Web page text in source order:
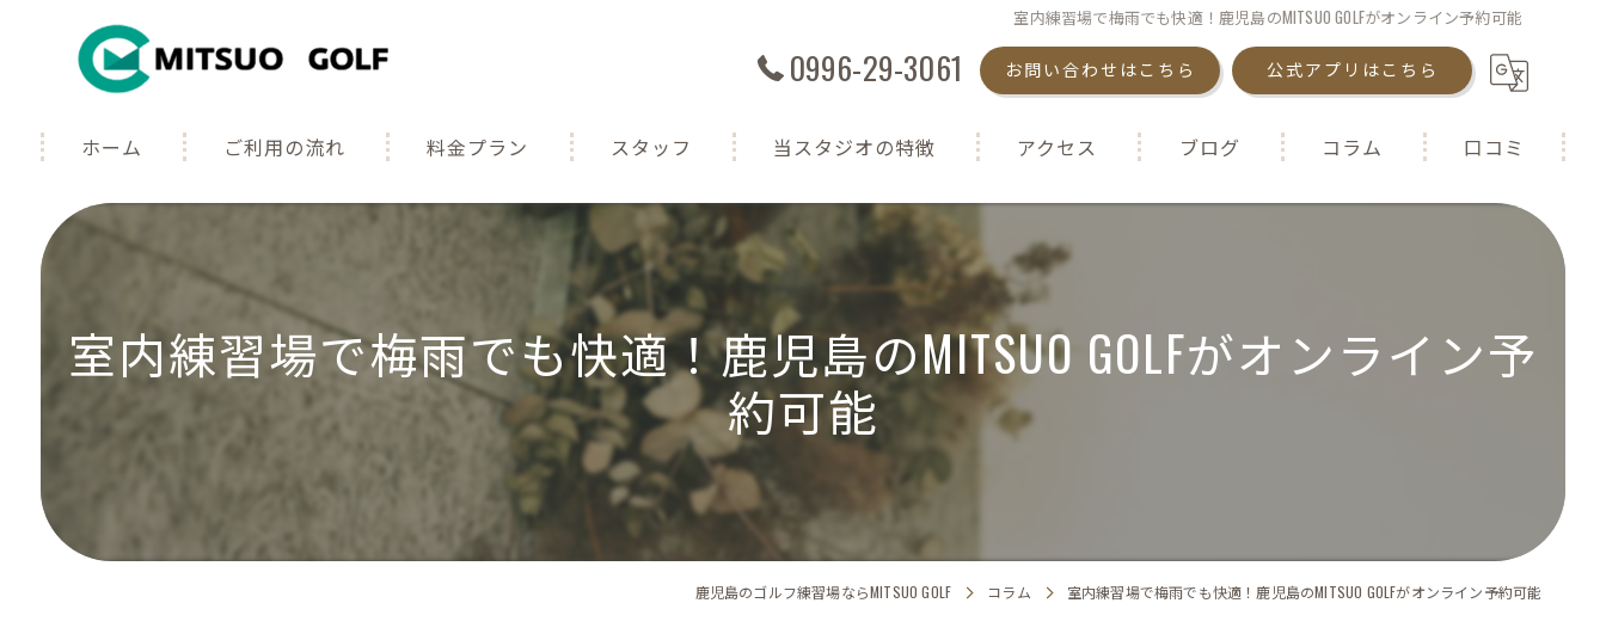
室内練習場で梅雨でも快適！鹿児島のMITSUO GOLFがオンライン予約可能
0996-29-3061 お問い合わせはこちら 公式アプリはこちら
ホーム ご利用の流れ 料金プラン スタッフ 当スタジオの特徴
シミュレーションゴルフ
半個室
初心者
女性
アクセス ブログ コラム 口コミ
室内練習場で梅雨でも快適！鹿児島のMITSUO GOLFがオンライン予
約可能
鹿児島のゴルフ練習場ならMITSUO GOLF コラム 室内練習場で梅雨でも快適！鹿児島のMITSUO GOLFがオンライン予約可能